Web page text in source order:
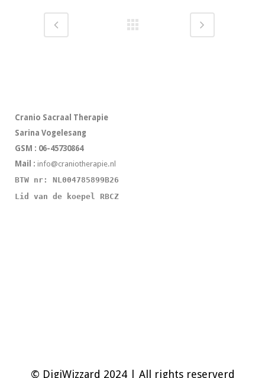
Cranio Sacraal Therapie
Sarina Vogelesang
GSM : 06-45730864
Mail : info@craniotherapie.nl
BTW nr: NL004785899B26
Lid van de koepel RBCZ
© DigiWizzard 2024 | All rights reserverd